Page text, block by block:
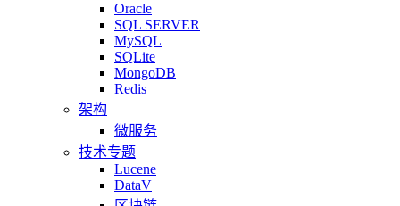
Oracle
SQL SERVER
MySQL
SQLite
MongoDB
Redis
架构
微服务
技术专题
Lucene
DataV